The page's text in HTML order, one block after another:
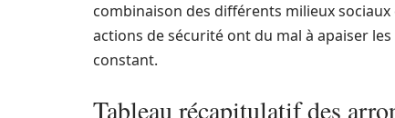
combinaison des différents milieux
actions de sécurité ont du mal à apaiser
constant.
Tableau récapitulatif des